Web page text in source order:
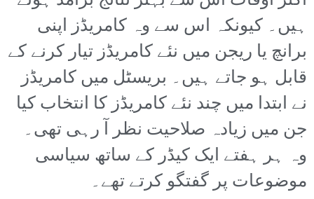
ہیں۔ کیونکہ اس سے وہ کامریڈز اپنی
برانچ یا ریجن میں نئے کامریڈز تیار کرنے کے
قابل ہو جاتے ہیں۔ بریسٹل میں کامریڈز
نے ابتدا میں چند نئے کامریڈز کا انتخاب کیا
جن میں زیادہ صلاحیت نظر آ رہی تھی۔
وہ ہر ہفتے ایک کیڈر کے ساتھ سیاسی
موضوعات پر گفتگو کرتے تھے۔